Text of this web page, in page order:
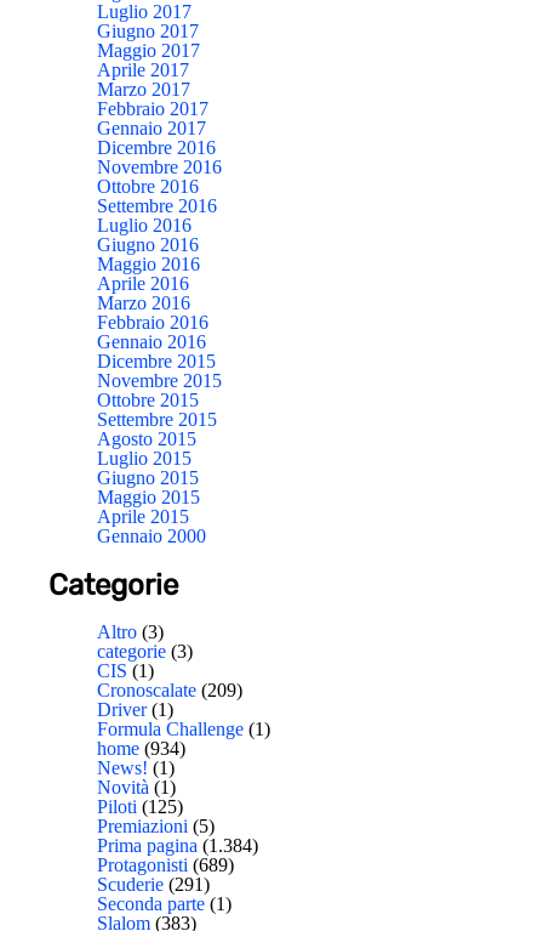
Luglio 2017
Giugno 2017
Maggio 2017
Aprile 2017
Marzo 2017
Febbraio 2017
Gennaio 2017
Dicembre 2016
Novembre 2016
Ottobre 2016
Settembre 2016
Luglio 2016
Giugno 2016
Maggio 2016
Aprile 2016
Marzo 2016
Febbraio 2016
Gennaio 2016
Dicembre 2015
Novembre 2015
Ottobre 2015
Settembre 2015
Agosto 2015
Luglio 2015
Giugno 2015
Maggio 2015
Aprile 2015
Gennaio 2000
Categorie
Altro (3)
categorie (3)
CIS (1)
Cronoscalate (209)
Driver(1)
Formula Challenge (1)
home (934)
News! (1)
Novità (1)
Piloti (125)
Premiazioni (5)
Prima pagina (1.384)
Protagonisti (689)
Scuderie (291)
Seconda parte (1)
Slalom (383)